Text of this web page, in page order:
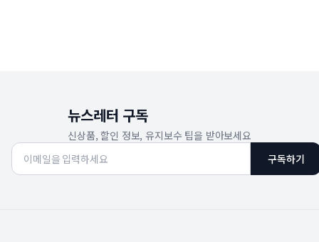
뉴스레터 구독
신상품, 할인 정보, 유지보수 팁을 받아보세요
구독하기